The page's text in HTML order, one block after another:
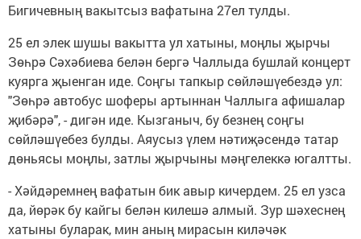
Бигичевның вакытсыз вафатына 27ел тулды.
25 ел элек шушы вакытта ул хатыны, моңлы җырчы
Зөһрә Сәхәбиева белән бергә Чаллыда бушлай концерт
куярга җыенган иде. Соңгы тапкыр сөйләшүебездә ул:
"Зөһрә автобус шоферы артыннан Чаллыга афишалар
җибәрә", - дигән иде. Кызганыч, бу безнең соңгы
сөйләшүебез булды. Аяусыз үлем нәтиҗәсендә татар
дөньясы моңлы, затлы җырчыны мәңгелеккә югалтты.
- Хәйдәремнең вафатын бик авыр кичердем. 25 ел узса
да, йөрәк бу кайгы белән килешә алмый. Зур шәхеснең
хатыны буларак, мин аның мирасын киләчәк